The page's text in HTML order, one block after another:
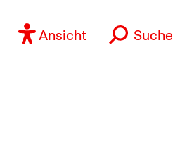
Ansicht Suche